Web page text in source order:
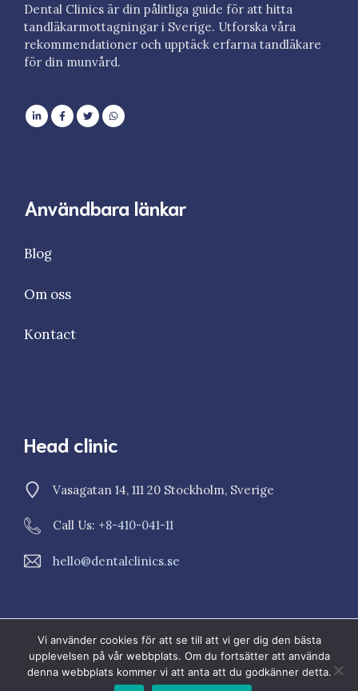
Dental Clinics är din pålitliga guide för att hitta
tandläkarmottagningar i Sverige. Utforska våra
rekommendationer och upptäck erfarna tandläkare
för din munvård.
Användbara länkar
Blog
Om oss
Kontact
Head clinic
Vasagatan 14, 111 20 Stockholm, Sverige
Call Us: +8-410-041-11
hello@dentalclinics.se
© 2023 Dental Clinics
SekretesspolicyCookiepolicy
Vi använder cookies för att se till att vi ger dig den bästa
upplevelsen på vår webbplats. Om du fortsätter att använda
denna webbplats kommer vi att anta att du godkänner detta.